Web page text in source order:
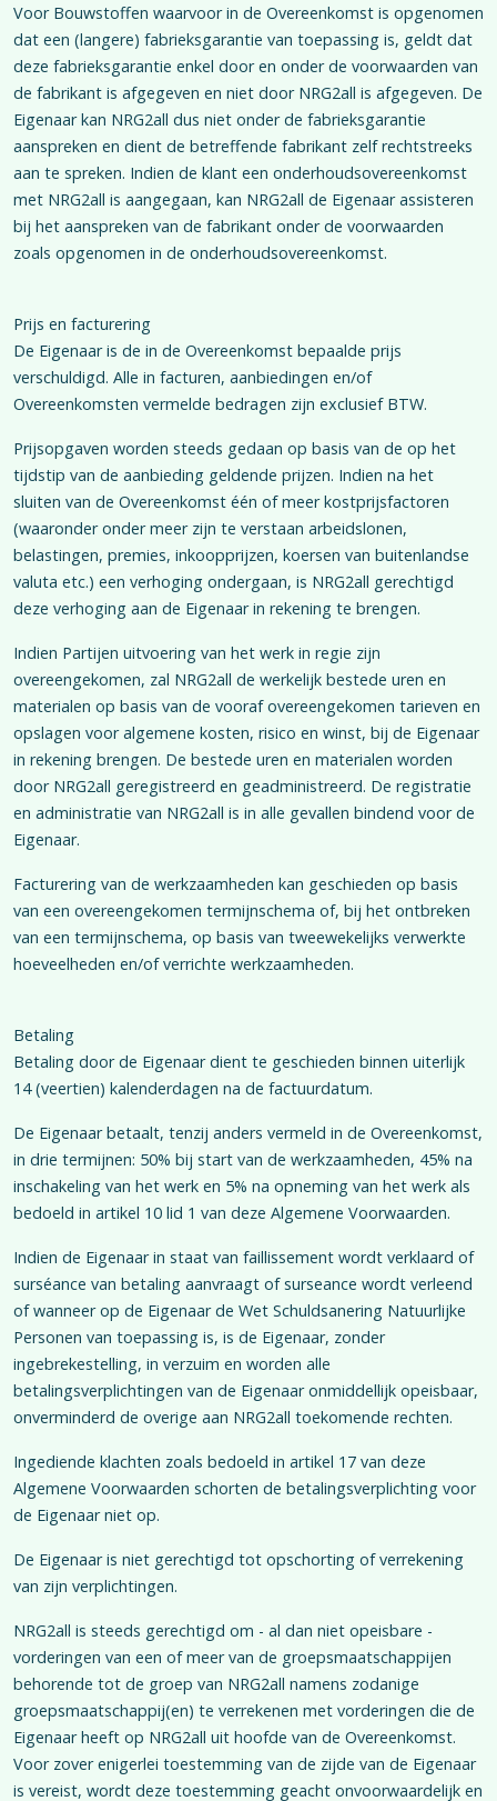
Voor Bouwstoffen waarvoor in de Overeenkomst is opgenomen
dat een (langere) fabrieksgarantie van toepassing is, geldt dat
deze fabrieksgarantie enkel door en onder de voorwaarden van
de fabrikant is afgegeven en niet door NRG2all is afgegeven. De
Eigenaar kan NRG2all dus niet onder de fabrieksgarantie
aanspreken en dient de betreffende fabrikant zelf rechtstreeks
aan te spreken. Indien de klant een onderhoudsovereenkomst
met NRG2all is aangegaan, kan NRG2all de Eigenaar assisteren
bij het aanspreken van de fabrikant onder de voorwaarden
zoals opgenomen in de onderhoudsovereenkomst.
Prijs en facturering
De Eigenaar is de in de Overeenkomst bepaalde prijs
verschuldigd. Alle in facturen, aanbiedingen en/of
Overeenkomsten vermelde bedragen zijn exclusief BTW.
Prijsopgaven worden steeds gedaan op basis van de op het
tijdstip van de aanbieding geldende prijzen. Indien na het
sluiten van de Overeenkomst één of meer kostprijsfactoren
(waaronder onder meer zijn te verstaan arbeidslonen,
belastingen, premies, inkoopprijzen, koersen van buitenlandse
valuta etc.) een verhoging ondergaan, is NRG2all gerechtigd
deze verhoging aan de Eigenaar in rekening te brengen.
Indien Partijen uitvoering van het werk in regie zijn
overeengekomen, zal NRG2all de werkelijk bestede uren en
materialen op basis van de vooraf overeengekomen tarieven en
opslagen voor algemene kosten, risico en winst, bij de Eigenaar
in rekening brengen. De bestede uren en materialen worden
door NRG2all geregistreerd en geadministreerd. De registratie
en administratie van NRG2all is in alle gevallen bindend voor de
Eigenaar.
Facturering van de werkzaamheden kan geschieden op basis
van een overeengekomen termijnschema of, bij het ontbreken
van een termijnschema, op basis van tweewekelijks verwerkte
hoeveelheden en/of verrichte werkzaamheden.
Betaling
Betaling door de Eigenaar dient te geschieden binnen uiterlijk
14 (veertien) kalenderdagen na de factuurdatum.
De Eigenaar betaalt, tenzij anders vermeld in de Overeenkomst,
in drie termijnen: 50% bij start van de werkzaamheden, 45% na
inschakeling van het werk en 5% na opneming van het werk als
bedoeld in artikel 10 lid 1 van deze Algemene Voorwaarden.
Indien de Eigenaar in staat van faillissement wordt verklaard of
surséance van betaling aanvraagt of surseance wordt verleend
of wanneer op de Eigenaar de Wet Schuldsanering Natuurlijke
Personen van toepassing is, is de Eigenaar, zonder
ingebrekestelling, in verzuim en worden alle
betalingsverplichtingen van de Eigenaar onmiddellijk opeisbaar,
onverminderd de overige aan NRG2all toekomende rechten.
Ingediende klachten zoals bedoeld in artikel 17 van deze
Algemene Voorwaarden schorten de betalingsverplichting voor
de Eigenaar niet op.
De Eigenaar is niet gerechtigd tot opschorting of verrekening
van zijn verplichtingen.
NRG2all is steeds gerechtigd om - al dan niet opeisbare -
vorderingen van een of meer van de groepsmaatschappijen
behorende tot de groep van NRG2all namens zodanige
groepsmaatschappij(en) te verrekenen met vorderingen die de
Eigenaar heeft op NRG2all uit hoofde van de Overeenkomst.
Voor zover enigerlei toestemming van de zijde van de Eigenaar
is vereist, wordt deze toestemming geacht onvoorwaardelijk en